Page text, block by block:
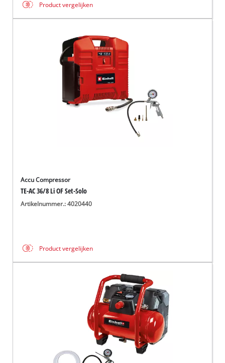
Product vergelijken
Accu Compressor
TE-AC 36/8 Li OF Set-Solo
Artikelnummer.: 4020440
Product vergelijken